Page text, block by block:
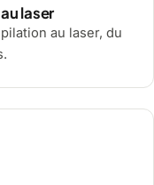
laser
au laser, du